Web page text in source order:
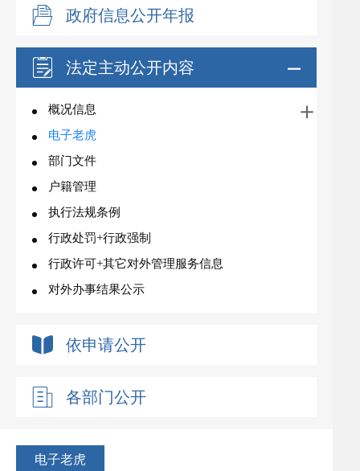
政府信息公开年报
法定主动公开内容
概况信息
电子老虎
部门文件
户籍管理
执行法规条例
行政处罚+行政强制
行政许可+其它对外管理服务信息
对外办事结果公示
依申请公开
各部门公开
电子老虎